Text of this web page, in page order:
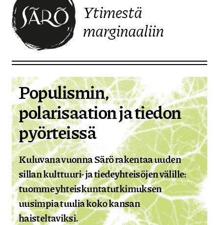
Ytimestä
marginaaliin
Populismin,
polarisaation ja tiedon
pyörteissä
Kuluvana vuonna Särö rakentaa uuden
sillan kulttuuri- ja tiedeyhteisöjen välille:
tuomme yhteiskuntatutkimuksen
uusimpia tuulia koko kansan
haisteltaviksi.